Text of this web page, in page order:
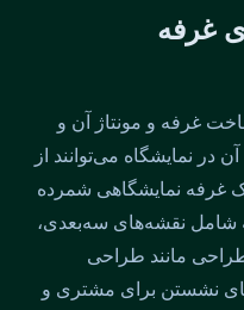
غرفه
غرفه و مونتاژ آن و
نمایشگاه می‌توانند از
غرفه نمایشگاهی شمرده
شامل نقشه‌های سه‌بعدی،
مانند طراحی
نشستن برای مشتری و